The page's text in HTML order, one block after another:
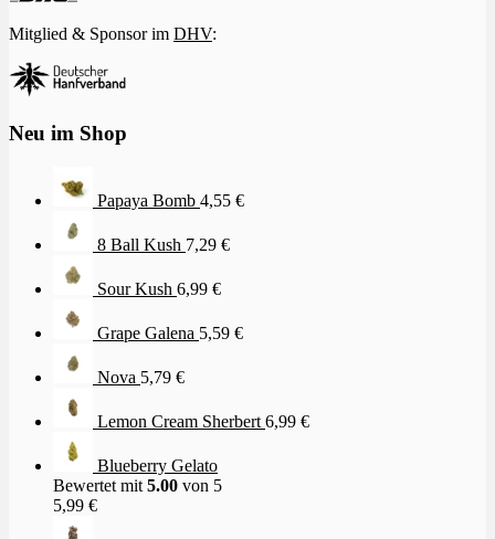
Mitglied & Sponsor im DHV:
Neu im Shop
Papaya Bomb 4,55 €
8 Ball Kush 7,29 €
Sour Kush 6,99 €
Grape Galena 5,59 €
Nova 5,79 €
Lemon Cream Sherbert 6,99 €
Blueberry Gelato
Bewertet mit 5.00 von 5
5,99 €